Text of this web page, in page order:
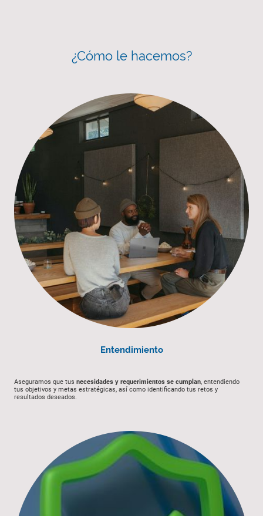
¿Cómo le hacemos?
Entendimiento
Aseguramos que tus necesidades y requerimientos se cumplan, entendiendo
tus objetivos y metas estratégicas, así como identificando tus retos y
resultados deseados.